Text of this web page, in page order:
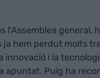
l'Assemblea general,
hem perdut molts
i la
apuntat. Puig ha